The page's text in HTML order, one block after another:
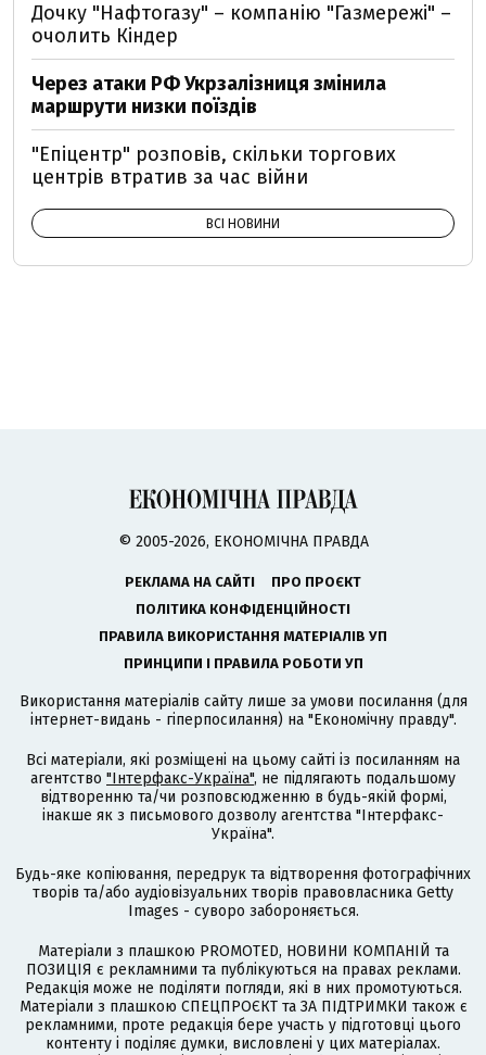
Дочку "Нафтогазу" – компанію "Газмережі" –
очолить Кіндер
Через атаки РФ Укрзалізниця змінила
маршрути низки поїздів
"Епіцентр" розповів, скільки торгових
центрів втратив за час війни
ВСІ НОВИНИ
© 2005-2026, ЕКОНОМІЧНА ПРАВДА
РЕКЛАМА НА САЙТІ
ПРО ПРОЄКТ
ПОЛІТИКА КОНФІДЕНЦІЙНОСТІ
ПРАВИЛА ВИКОРИСТАННЯ МАТЕРІАЛІВ УП
ПРИНЦИПИ І ПРАВИЛА РОБОТИ УП
Використання матеріалів сайту лише за умови посилання (для
інтернет-видань - гіперпосилання) на "Економічну правду".
Всі матеріали, які розміщені на цьому сайті із посиланням на
агентство "Інтерфакс-Україна", не підлягають подальшому
відтворенню та/чи розповсюдженню в будь-якій формі,
інакше як з письмового дозволу агентства "Інтерфакс-
Україна".
Будь-яке копіювання, передрук та відтворення фотографічних
творів та/або аудіовізуальних творів правовласника Getty
Images - суворо забороняється.
Матеріали з плашкою PROMOTED, НОВИНИ КОМПАНІЙ та
ПОЗИЦІЯ є рекламними та публікуються на правах реклами.
Редакція може не поділяти погляди, які в них промотуються.
Матеріали з плашкою СПЕЦПРОЄКТ та ЗА ПІДТРИМКИ також є
рекламними, проте редакція бере участь у підготовці цього
контенту і поділяє думки, висловлені у цих матеріалах.